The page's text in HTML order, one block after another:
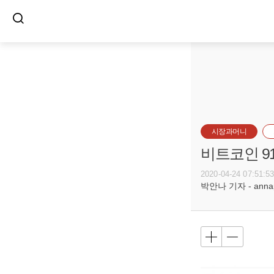
시장과머니
비트코인
2020-04-24 07:51:53
박안나 기자 -